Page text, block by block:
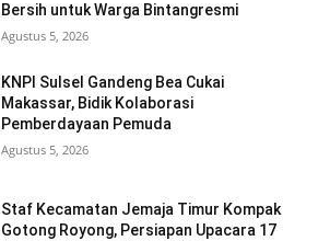
Bersih untuk Warga Bintangresmi
Agustus 5, 2026
KNPI Sulsel Gandeng Bea Cukai
Makassar, Bidik Kolaborasi
Pemberdayaan Pemuda
Agustus 5, 2026
Staf Kecamatan Jemaja Timur Kompak
Gotong Royong, Persiapan Upacara 17